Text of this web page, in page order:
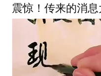
震惊！传来的消息